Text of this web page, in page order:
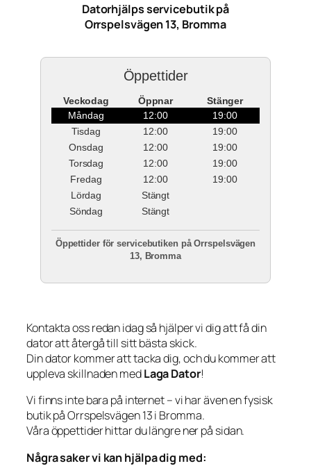
Datorhjälps servicebutik på
Orrspelsvägen 13, Bromma
Öppettider
Veckodag Öppnar
Stänger
Måndag
12:00
19:00
Tisdag
12:00
19:00
Onsdag
12:00
19:00
Torsdag
12:00
19:00
Fredag
12:00
19:00
Lördag
Stängt
Söndag
Stängt
Öppettider för servicebutiken på Orrspelsvägen
13, Bromma
Kontakta oss redan idag så hjälper vi dig att få din
dator att återgå till sitt bästa skick.
Din dator kommer att tacka dig, och du kommer att
uppleva skillnaden medLaga Dator!
Vi finns inte bara på internet – vi har även en fysisk
butik på Orrspelsvägen 13 i Bromma.
Våra öppettider hittar du längre ner på sidan.
Några saker vi kan hjälpa dig med: